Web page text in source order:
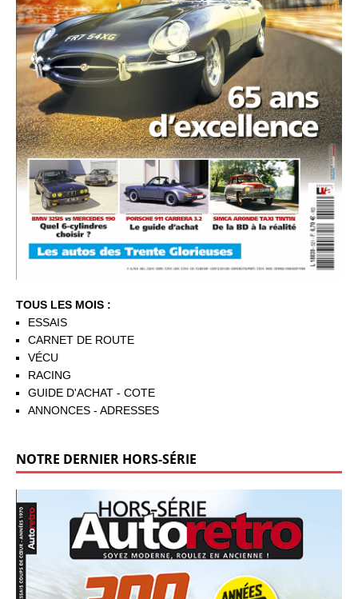
TOUS LES MOIS :
ESSAIS
CARNET DE ROUTE
VÉCU
RACING
GUIDE D'ACHAT - COTE
ANNONCES - ADRESSES
NOTRE DERNIER HORS-SÉRIE